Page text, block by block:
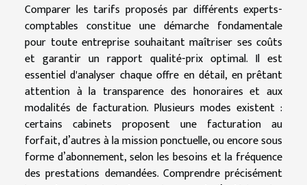
Comparer les tarifs proposés par différents experts-
comptables constitue une démarche fondamentale
pour toute entreprise souhaitant maîtriser ses coûts
et garantir un rapport qualité-prix optimal. Il est
essentiel d'analyser chaque offre en détail, en prêtant
attention à la transparence des honoraires et aux
modalités de facturation. Plusieurs modes existent :
certains cabinets proposent une facturation au
forfait, d’autres à la mission ponctuelle, ou encore sous
forme d’abonnement, selon les besoins et la fréquence
des prestations demandées. Comprendre précisément